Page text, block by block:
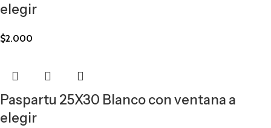
elegir
$2.000
Paspartu 25X30 Blanco con ventana a
elegir